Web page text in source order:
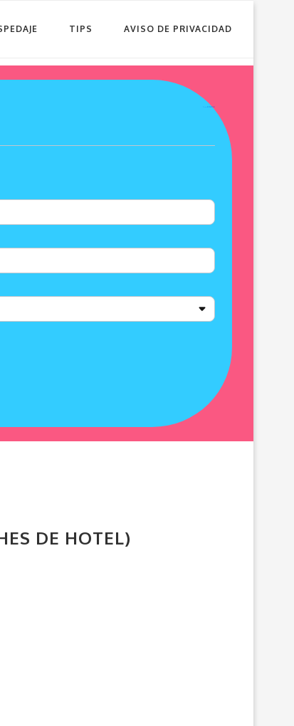
TIPS AVISO DE PRIVACIDAD
DE HOTEL)